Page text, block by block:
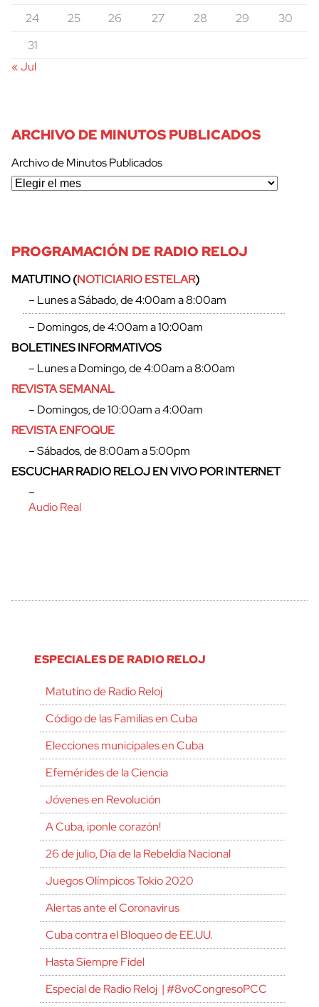
cerrar
24 25 26 27 28 29
30
31
« Jul
ARCHIVO DE MINUTOS PUBLICADOS
Archivo de Minutos Publicados
PROGRAMACIÓN DE RADIO RELOJ
MATUTINO (NOTICIARIO ESTELAR)
– Lunes a Sábado, de 4:00am a 8:00am
– Domingos, de 4:00am a 10:00am
BOLETINES INFORMATIVOS
– Lunes a Domingo, de 4:00am a 8:00am
REVISTA SEMANAL
– Domingos, de 10:00am a 4:00am
REVISTA ENFOQUE
– Sábados, de 8:00am a 5:00pm
ESCUCHAR RADIO RELOJ EN VIVO POR INTERNET
–
Audio Real
ESPECIALES DE RADIO RELOJ
Matutino de Radio Reloj
Código de las Familias en Cuba
Elecciones municipales en Cuba
Efemérides de la Ciencia
Jóvenes en Revolución
A Cuba, ¡ponle corazón!
26 de julio, Día de la Rebeldía Nacional
Juegos Olímpicos Tokio 2020
Alertas ante el Coronavirus
Cuba contra el Bloqueo de EE.UU.
Hasta Siempre Fidel
Especial de Radio Reloj | #8voCongresoPCC